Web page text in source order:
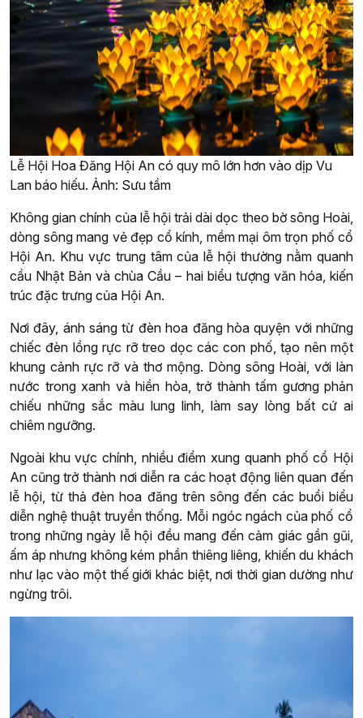
Lễ Hội Hoa Đăng Hội An có quy mô lớn hơn vào dịp Vu
Lan báo hiếu. Ảnh: Sưu tầm
Không gian chính của lễ hội trải dài dọc theo bờ sông Hoài,
dòng sông mang vẻ đẹp cổ kính, mềm mại ôm trọn phố cổ
Hội An. Khu vực trung tâm của lễ hội thường nằm quanh
cầu Nhật Bản và chùa Cầu – hai biểu tượng văn hóa, kiến
trúc đặc trưng của Hội An.
Nơi đây, ánh sáng từ đèn hoa đăng hòa quyện với những
chiếc đèn lồng rực rỡ treo dọc các con phố, tạo nên một
khung cảnh rực rỡ và thơ mộng. Dòng sông Hoài, với làn
nước trong xanh và hiền hòa, trở thành tấm gương phản
chiếu những sắc màu lung linh, làm say lòng bất cứ ai
chiêm ngưỡng.
Ngoài khu vực chính, nhiều điểm xung quanh phố cổ Hội
An cũng trở thành nơi diễn ra các hoạt động liên quan đến
lễ hội, từ thả đèn hoa đăng trên sông đến các buổi biểu
diễn nghệ thuật truyền thống. Mỗi ngóc ngách của phố cổ
trong những ngày lễ hội đều mang đến cảm giác gần gũi,
ấm áp nhưng không kém phần thiêng liêng, khiến du khách
như lạc vào một thế giới khác biệt, nơi thời gian dường như
ngừng trôi.